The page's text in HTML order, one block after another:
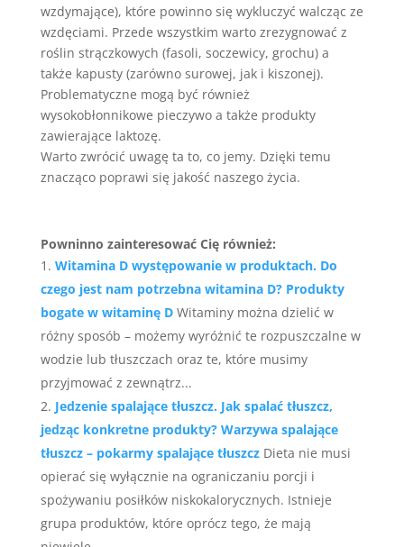
wzdymające), które powinno się wykluczyć walcząc ze
wzdęciami. Przede wszystkim warto zrezygnować z
roślin strączkowych (fasoli, soczewicy, grochu) a
także kapusty (zarówno surowej, jak i kiszonej).
Problematyczne mogą być również
wysokobłonnikowe pieczywo a także produkty
zawierające laktozę.
Warto zwrócić uwagę ta to, co jemy. Dzięki temu
znacząco poprawi się jakość naszego życia.
Powninno zainteresować Cię również:
Witamina D występowanie w produktach. Do
czego jest nam potrzebna witamina D? Produkty
bogate w witaminę D Witaminy można dzielić w
różny sposób – możemy wyróżnić te rozpuszczalne w
wodzie lub tłuszczach oraz te, które musimy
przyjmować z zewnątrz...
Jedzenie spalające tłuszcz. Jak spalać tłuszcz,
jedząc konkretne produkty? Warzywa spalające
tłuszcz – pokarmy spalające tłuszcz Dieta nie musi
opierać się wyłącznie na ograniczaniu porcji i
spożywaniu posiłków niskokalorycznych. Istnieje
grupa produktów, które oprócz tego, że mają